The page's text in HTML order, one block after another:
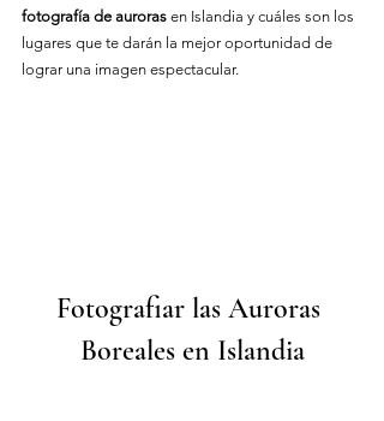
fotografía de auroras en Islandia y cuáles son los
lugares que te darán la mejor oportunidad de
lograr una imagen espectacular.
Fotografiar las Auroras
Boreales en Islandia